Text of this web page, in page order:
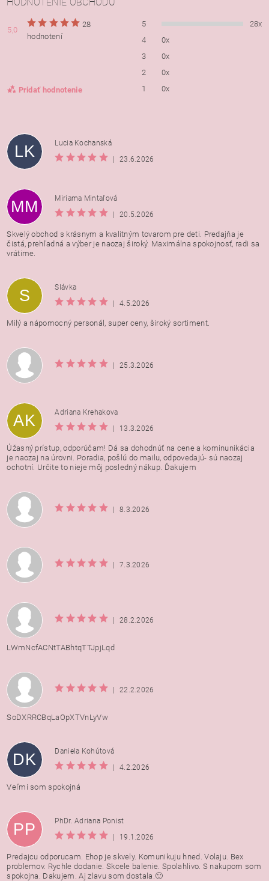
5,0
28
hodnotení
Pridať hodnotenie
5
28x
4
0x
3
0x
2
0x
1
0x
Vložením hodnotenie súhlasíte s
osobných údajov
LK
Lucia Kochanská
|
23.6.2026
MM
Miriama Mintaľová
|
20.5.2026
Skvelý obchod s krásnym a kvalitným tovarom pre deti. Predajňa je
čistá, prehľadná a výber je naozaj široký. Maximálna spokojnosť, radi sa
vrátime.
S
Slávka
|
4.5.2026
Milý a nápomocný personál, super ceny, široký sortiment.
| 25.3.2026
AK
Adriana Krehakova
|
13.3.2026
Úžasný prístup, odporúčam! Dá sa dohodnúť na cene a kominunikácia
je naozaj na úrovni. Poradia, pošlú do mailu, odpovedajú- sú naozaj
ochotní. Určite to nieje môj posledný nákup. Ďakujem
| 8.3.2026
| 7.3.2026
| 28.2.2026
LWmNcfACNtTABhtqTTJpjLqd
| 22.2.2026
SoDXRRCBqLaOpXTVnLyVw
DK
Daniela Kohútová
|
4.2.2026
Veľmi som spokojná
PP
PhDr. Adriana Ponist
|
19.1.2026
Predajcu odporucam. Ehop je skvely. Komunikuju hned. Volaju. Bex
problemov. Rychle dodanie. Skcele balenie. Spolahlivo. S nakupom som
spokojna. Dakujem. Aj zlavu som dostala.🙂